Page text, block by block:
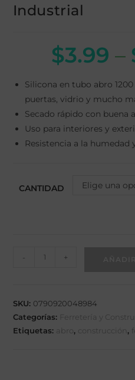
Industrial
$3.99 –
Silicona en tubo abro 1200
puertas, vidrio y mucho
Secado rápido con buena
Uso para interiores y
Resistencia a la humedad
CANTIDAD Elige una
- +
SKU: 0790920048984
Categorías:
Ferretería y
Etiquetas: abro , construcción ,